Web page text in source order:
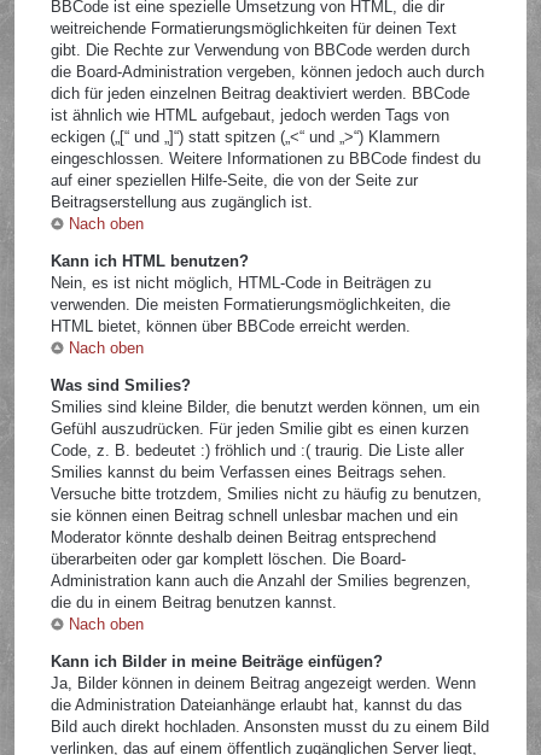
BBCode ist eine spezielle Umsetzung von HTML, die dir
weitreichende Formatierungsmöglichkeiten für deinen Text
gibt. Die Rechte zur Verwendung von BBCode werden durch
die Board-Administration vergeben, können jedoch auch durch
dich für jeden einzelnen Beitrag deaktiviert werden. BBCode
ist ähnlich wie HTML aufgebaut, jedoch werden Tags von
eckigen („[“ und „]“) statt spitzen („<“ und „>“) Klammern
eingeschlossen. Weitere Informationen zu BBCode findest du
auf einer speziellen Hilfe-Seite, die von der Seite zur
Beitragserstellung aus zugänglich ist.
Nach oben
Kann ich HTML benutzen?
Nein, es ist nicht möglich, HTML-Code in Beiträgen zu
verwenden. Die meisten Formatierungsmöglichkeiten, die
HTML bietet, können über BBCode erreicht werden.
Nach oben
Was sind Smilies?
Smilies sind kleine Bilder, die benutzt werden können, um ein
Gefühl auszudrücken. Für jeden Smilie gibt es einen kurzen
Code, z. B. bedeutet :) fröhlich und :( traurig. Die Liste aller
Smilies kannst du beim Verfassen eines Beitrags sehen.
Versuche bitte trotzdem, Smilies nicht zu häufig zu benutzen,
sie können einen Beitrag schnell unlesbar machen und ein
Moderator könnte deshalb deinen Beitrag entsprechend
überarbeiten oder gar komplett löschen. Die Board-
Administration kann auch die Anzahl der Smilies begrenzen,
die du in einem Beitrag benutzen kannst.
Nach oben
Kann ich Bilder in meine Beiträge einfügen?
Ja, Bilder können in deinem Beitrag angezeigt werden. Wenn
die Administration Dateianhänge erlaubt hat, kannst du das
Bild auch direkt hochladen. Ansonsten musst du zu einem Bild
verlinken, das auf einem öffentlich zugänglichen Server liegt,